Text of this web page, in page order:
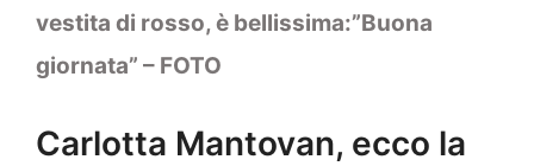
vestita di rosso, è bellissima:”Buona
giornata” – FOTO
Carlotta Mantovan, ecco la